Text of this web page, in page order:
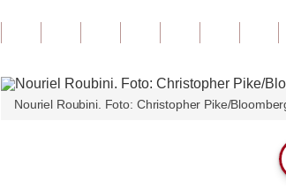
Nouriel Roubini. Foto: Christopher Pike/